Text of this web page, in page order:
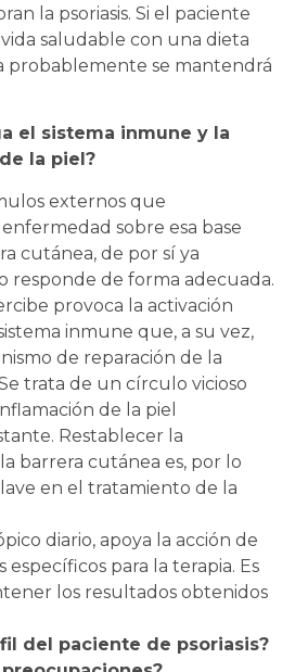
la psoriasis. Si el paciente
vida saludable con una dieta
probablemente se mantendrá
el sistema inmune y la
la piel?
externos que
sobre esa base
cutánea, de por sí ya
responde de forma adecuada.
provoca la activación
inmune que, a su vez,
de reparación de la
trata de un círculo vicioso
de la piel
Restablecer la
barrera cutánea es, por lo
en el tratamiento de la
diario, apoya la acción de
específicos para la terapia. Es
los resultados obtenidos
del paciente de psoriasis?